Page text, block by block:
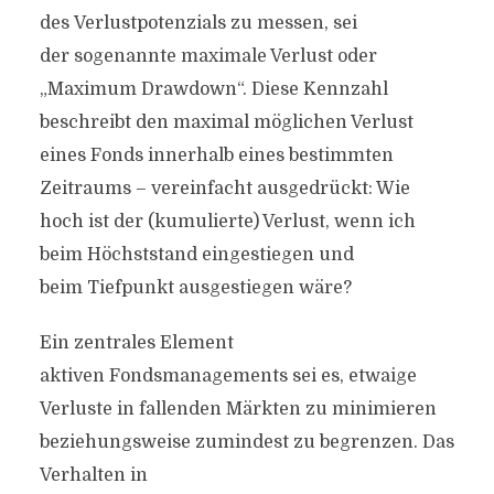
des Verlustpotenzials zu messen, sei
der sogenannte maximale Verlust oder
„Maximum Drawdown“. Diese Kennzahl
beschreibt den maximal möglichen Verlust
eines Fonds innerhalb eines bestimmten
Zeitraums – vereinfacht ausgedrückt: Wie
hoch ist der (kumulierte) Verlust, wenn ich
beim Höchststand eingestiegen und
beim Tiefpunkt ausgestiegen wäre?
Ein zentrales Element
aktiven Fondsmanagements sei es, etwaige
Verluste in fallenden Märkten zu minimieren
beziehungsweise zumindest zu begrenzen. Das
Verhalten in